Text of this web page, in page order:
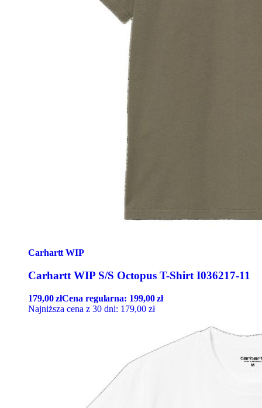
Carhartt WIP
Carhartt WIP S/S Octopus T-Shirt I036217-11
179,00złCena regularna: 199,00zł
Najniższa cena z 30 dni: 179,00 zł